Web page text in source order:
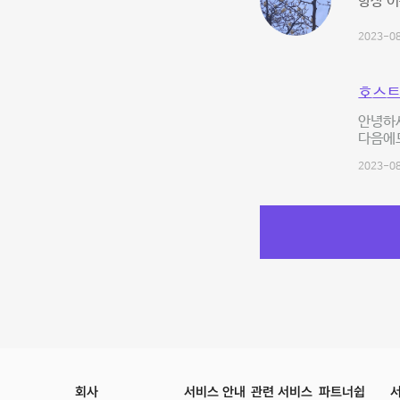
2023-
호스
안녕하
다음
2023-
회사 서비스 안내 관련 서비스 파트너쉽